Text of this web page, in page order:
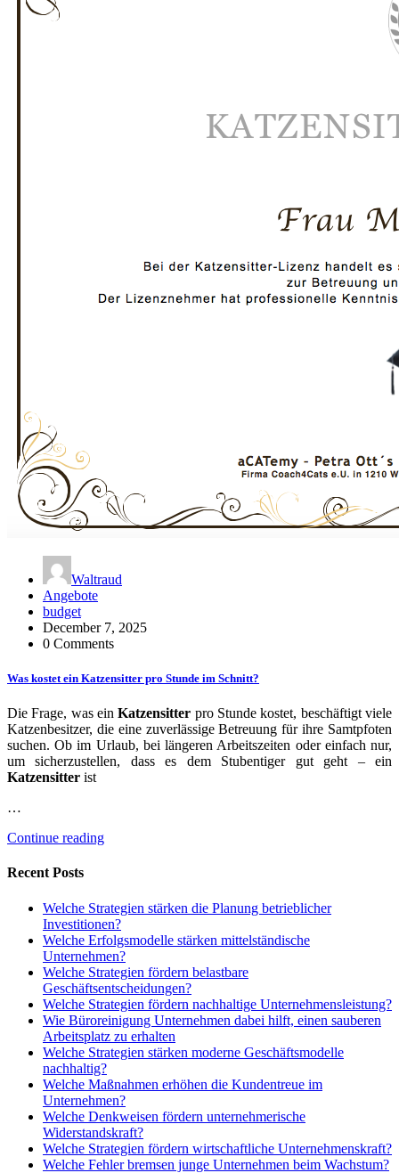
Waltraud
Angebote
budget
December 7, 2025
0 Comments
Was kostet ein Katzensitter pro Stunde im Schnitt?
Die Frage, was einKatzensitter pro Stunde kostet, beschäftigt viele
Katzenbesitzer, die eine zuverlässige Betreuung für ihre Samtpfoten
suchen. Ob im Urlaub, bei längeren Arbeitszeiten oder einfach nur,
um sicherzustellen, dass es dem Stubentiger gut geht – ein
Katzensitter ist
…
Continue reading
Recent Posts
Welche Strategien stärken die Planung betrieblicher
Investitionen?
Welche Erfolgsmodelle stärken mittelständische
Unternehmen?
Welche Strategien fördern belastbare
Geschäftsentscheidungen?
Welche Strategien fördern nachhaltige Unternehmensleistung?
Wie Büroreinigung Unternehmen dabei hilft, einen sauberen
Arbeitsplatz zu erhalten
Welche Strategien stärken moderne Geschäftsmodelle
nachhaltig?
Welche Maßnahmen erhöhen die Kundentreue im
Unternehmen?
Welche Denkweisen fördern unternehmerische
Widerstandskraft?
Welche Strategien fördern wirtschaftliche Unternehmenskraft?
Welche Fehler bremsen junge Unternehmen beim Wachstum?